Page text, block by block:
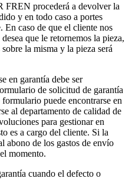
FREN procederá a devolver la
y en todo caso a portes
En caso de que el cliente nos
que le retornemos la pieza,
la misma y la pieza será
en garantía debe ser
de solicitud de garantía
puede encontrarse en
al departamento de calidad de
para gestionar en
es a cargo del cliente. Si la
abono de los gastos de envío
momento.
cuando el defecto o